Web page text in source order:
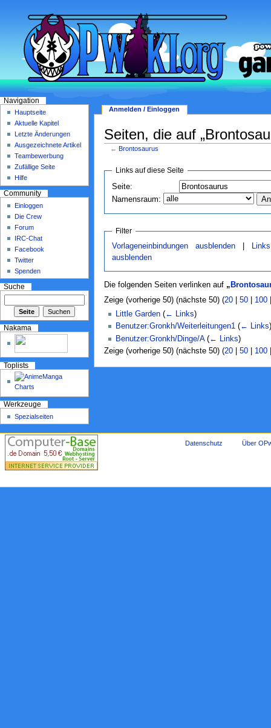
Seiten, die auf
← Brontosaurus
Links auf diese Seite
Seite:
Namensraum:
Filter
Vorlageneinbindungen ausblenden
ausblenden
Die folgenden Seiten verlinken auf „
Zeige (vorherige 50) (nächste 50) (20| 50| 100
Little Garden (← Links)
Benutzer:Gronkh/Weiterleitungen1 (← Links)
Benutzer:Gronkh/Dinge/A (← Links)
Zeige (vorherige 50) (nächste 50) (20| 50| 100
Anmelden / Einloggen
Navigation
Hauptseite
Aktuelle Kapitel
Letzte Änderungen
Ausgezeichnete Artikel
Teambewerbung
Zufällige Seite
Hilfe
Community
Einloggen
Die Crew
Forum
IRC-Chat
Facebook
Twitter
Spenden
Suche
Nakama
Toplists
Werkzeuge
Spezialseiten
Datenschutz Über